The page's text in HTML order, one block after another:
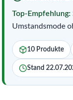
Top-Empfehlung:
Umstandsmode
10 Produkte
Stand